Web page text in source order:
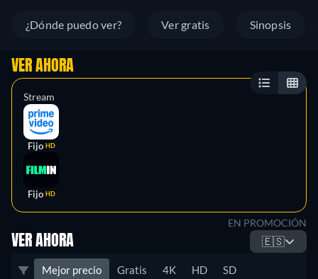
¿Dónde puedo ver? Ver gratis Sinopsis
VER AHORA
Stream
Fijo HD
Fijo HD
EN PROMOCIÓN
VER AHORA 🇪🇸
Mejor precio Gratis 4K HD SD